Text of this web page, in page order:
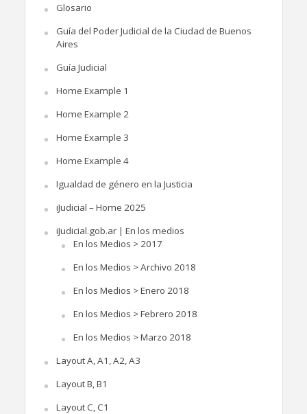
Glosario
Guía del Poder Judicial de la Ciudad de Buenos
Aires
Guía Judicial
Home Example 1
Home Example 2
Home Example 3
Home Example 4
Igualdad de género en la Justicia
iJudicial – Home 2025
iJudicial.gob.ar | En los medios
En los Medios > 2017
En los Medios > Archivo 2018
En los Medios > Enero 2018
En los Medios > Febrero 2018
En los Medios > Marzo 2018
Layout A, A1, A2, A3
Layout B, B1
Layout C, C1